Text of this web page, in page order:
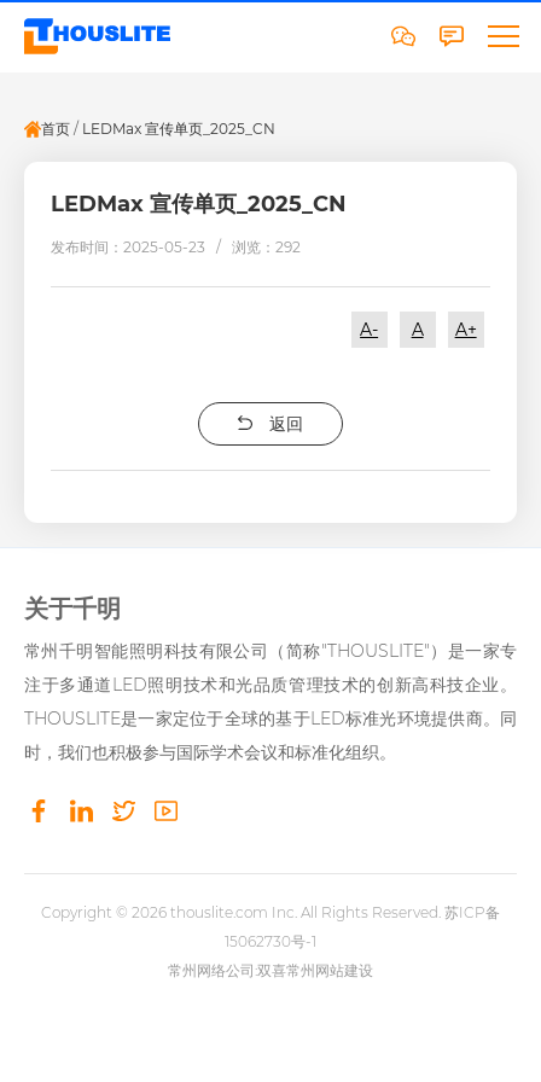
首页 / LEDMax 宣传单页_2025_CN
LEDMax 宣传单页_2025_CN
发布时间：2025-05-23 /浏览：292
A- A A+
返回
关于千明
常州千明智能照明科技有限公司（简称"THOUSLITE"）是一家专
注于多通道LED照明技术和光品质管理技术的创新高科技企业。
THOUSLITE是一家定位于全球的基于LED标准光环境提供商。同
时，我们也积极参与国际学术会议和标准化组织。
Copyright © 2026 thouslite.com Inc. All Rights Reserved. 苏ICP备
15062730号-1
常州网络公司 :双喜常州网站建设